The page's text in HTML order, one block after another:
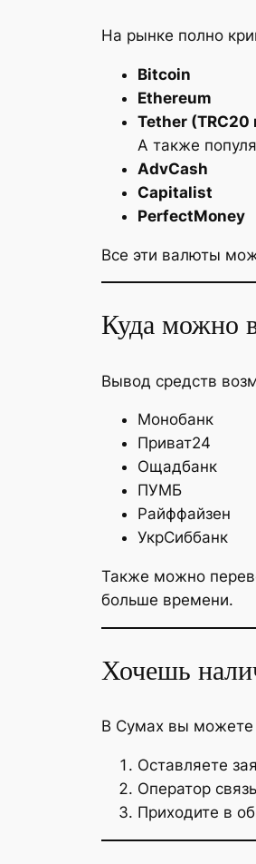
На рынке полно
Bitcoin
Ethereum
Tether (TRC20
А также
AdvCash
Capitalist
PerfectMoney
Все эти валюты
Куда можно
Вывод средств
Монобанк
Приват24
Ощадбанк
ПУМБ
Райффайзен
УкрСиббанк
Также можно
больше времени.
Хочешь
В Сумах вы можете
Оставляете
Оператор
Приходите в